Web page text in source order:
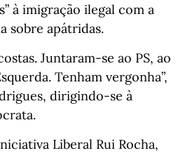
à imigração ilegal com a
sobre apátridas.
Juntaram-se ao PS, ao
Tenham vergonha”,
dirigindo-se à
Liberal Rui Rocha,